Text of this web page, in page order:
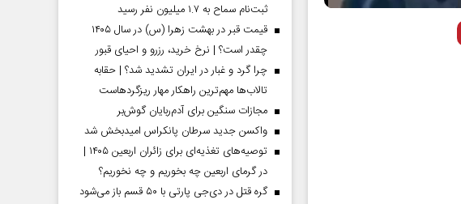
ثبت‌نام سماح به ۱.۷ میلیون نفر رسید
قیمت قبر در بهشت زهرا (س) در سال ۱۴۰۵
چقدر است؟ | نرخ خرید، رزرو و احیای قبور
چرا گرد و غبار در ایران تشدید شد؟ | حقابه
تالاب‌ها مهم‌ترین راهکار مهار ریزگردهاست
مجازات سنگین برای آدم‌ربایان گوش‌بر
واکسن جدید سرطان پانکراس امیدبخش شد
توصیه‌های تغذیه‌ای برای زائران اربعین ۱۴۰۵ |
در گرمای اربعین چه بخوریم و چه نخوریم؟
گره قتل در دی‌جی پارتی با ۵۰ قسم باز می‌شود